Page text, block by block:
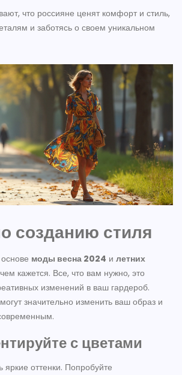
что россияне ценят комфорт и стиль,
и заботясь о своем уникальном
созданию стиля
моды весна 2024 и летних
кажется. Все, что вам нужно, это
изменений в ваш гардероб.
значительно изменить ваш образ и
с цветами
яркие оттенки. Попробуйте